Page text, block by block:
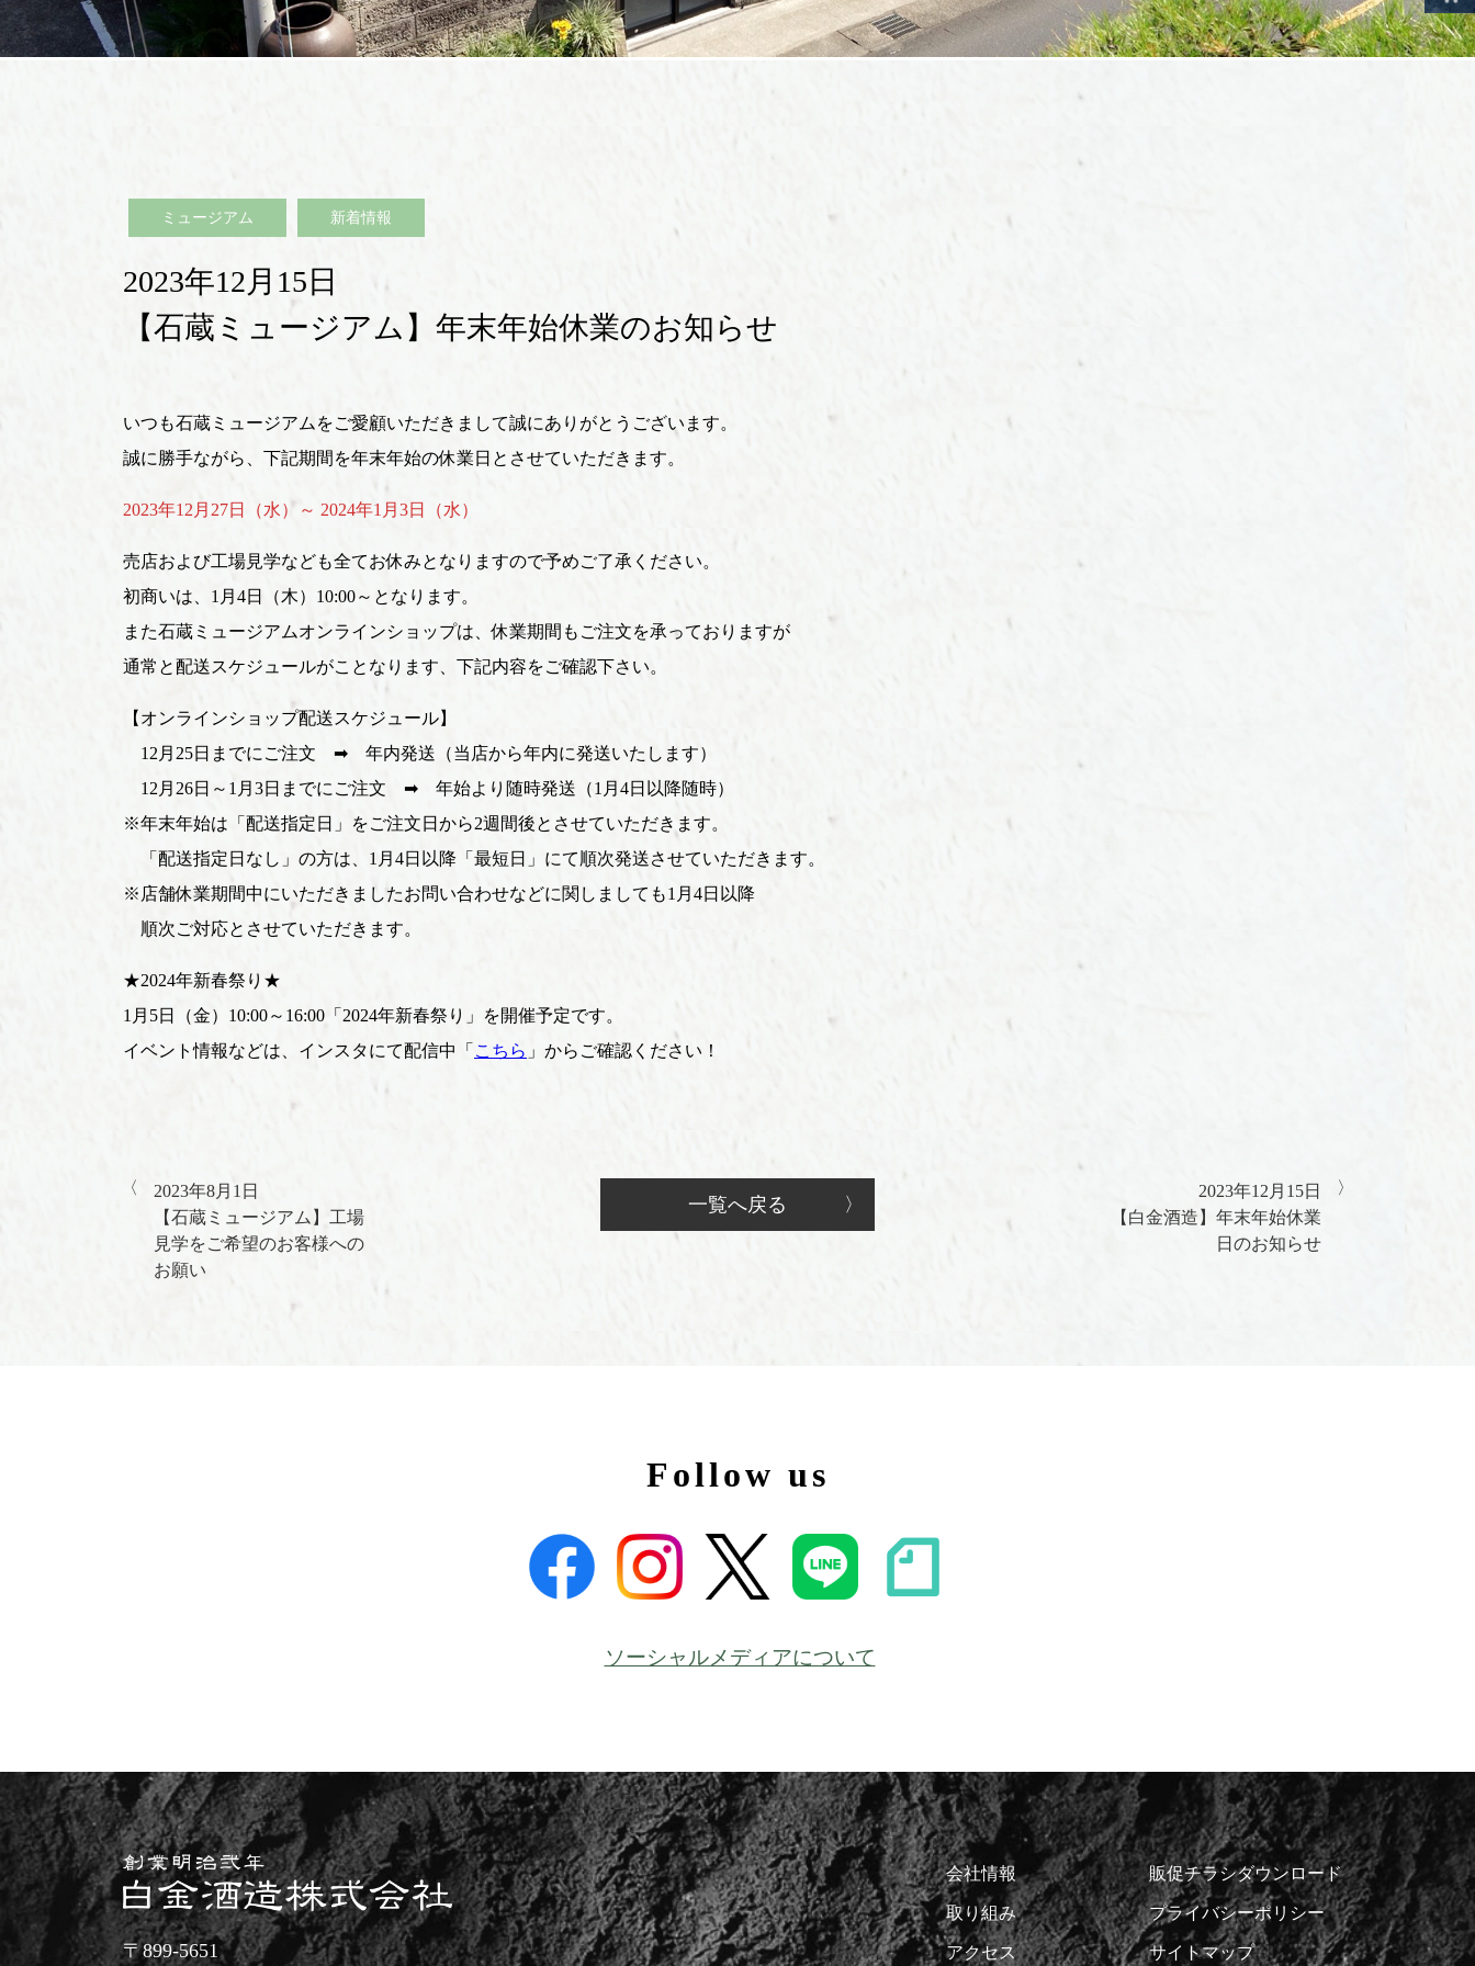
ミュージアム 新着情報
2023年12月15日
【石蔵ミュージアム】年末年始休業のお知らせ
いつも石蔵ミュージアムをご愛顧いただきまして誠にありがとうございます。
誠に勝手ながら、下記期間を年末年始の休業日とさせていただきます。
2023年12月27日（水）～ 2024年1月3日（水）
売店および工場見学なども全てお休みとなりますので予めご了承ください。
初商いは、1月4日（木）10:00～ となります。
また石蔵ミュージアムオンラインショップは、休業期間もご注文を承っておりますが
通常と配送スケジュールがことなります、下記内容をご確認下さい。
【オンラインショップ配送スケジュール】
12月25日までにご注文 ➡ 年内発送（当店から年内に発送いたします）
12月26日～1月3日までにご注文 ➡ 年始より随時発送（1月4日以降随時）
※年末年始は「配送指定日」をご注文日から2週間後とさせていただきます。
「配送指定日なし」の方は、1月4日以降「最短日」にて順次発送させていただきます。
※店舗休業期間中にいただきましたお問い合わせなどに関しましても1月4日以降
順次ご対応とさせていただきます。
★2024年新春祭り★
1月5日（金）10:00～16:00「2024年新春祭り」を開催予定です。
イベント情報などは、インスタにて配信中「 こちら 」からご確認ください！
2023年8月1日
【石蔵ミュージアム】工場
見学をご希望のお客様への
お願い
一覧へ戻る
2023年12月15日
【白金酒造】年末年始休業
日のお知らせ
Follow us
ソーシャルメディアについて
〒899-5651
会社情報 販促チラシダウンロード
取り組み プライバシーポリシー
アクセス サイトマップ